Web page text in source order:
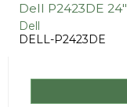
Dell P2423DE 24"
Dell
DELL-P2423DE